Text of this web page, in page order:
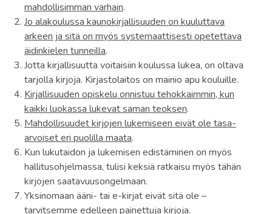
mahdollisimman varhain.
Jo alakoulussa kaunokirjallisuuden on kuuluttava
arkeen ja sitä on myös systemaattisesti opetettava
äidinkielen tunneilla.
Jotta kirjallisuutta voitaisiin koulussa lukea, on oltava
tarjolla kirjoja. Kirjastolaitos on mainio apu kouluille.
Kirjallisuuden opiskelu onnistuu tehokkaimmin, kun
kaikki luokassa lukevat saman teoksen.
Mahdollisuudet kirjojen lukemiseen eivät ole tasa-
arvoiset eri puolilla maata.
Kun lukutaidon ja lukemisen edistäminen on myös
hallitusohjelmassa, tulisi keksiä ratkaisu myös tähän
kirjojen saatavuusongelmaan.
Yksinomaan ääni- tai e-kirjat eivät sitä ole –
tarvitsemme edelleen painettuja kirjoja.